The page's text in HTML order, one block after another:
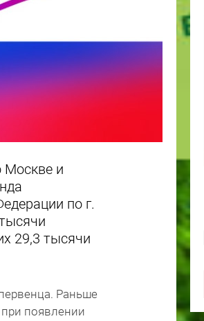
Москве и
по г.
29,3 тысячи
Раньше
появлении